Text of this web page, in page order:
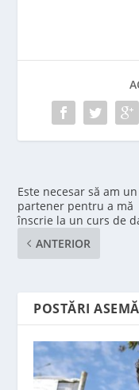
Este necesar să am un
partener pentru a mă
înscrie la un curs de
ANTERIOR
POSTĂRI